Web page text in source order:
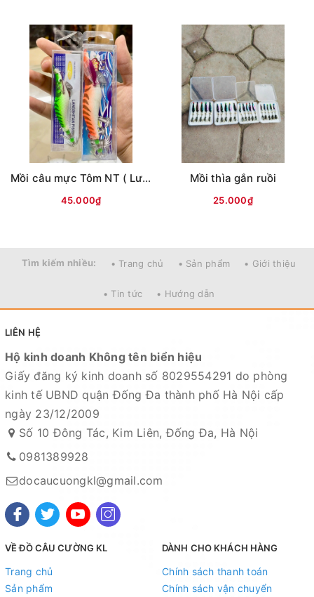
- Mắt 3D góp phần tạo nên sự thực tế cho con mồi
nhìn giống những con cá thật trong nước.
- Chất sơn cực đẹp mắt và siêu bền khi phủ lên một
lớp sơn bóng cứng cáp.
- Trên lưng có 3 lỗ nhằm tăng giảm độ rung lắc cho
Vib H2 dễ dàng.
- Trang bị lưỡi ba tiêu #6 sắc bén và cứng thích hợp
với những bộ hàm khỏe của cá.
Mồi câu mực Tôm NT ( Lưng vằn )
45.000₫
Mồi thìa gắn ruồi
25.000₫
Tìm kiếm nhiều: • Trang chủ • Sản phẩm • Giới thiệu
• Tin tức • Hướng dẫn
LIÊN HỆ
Hộ kinh doanh Không tên biển hiệu
Giấy đăng ký kinh doanh số 8029554291 do phòng
kinh tế UBND quận Đống Đa thành phố Hà Nội cấp
ngày 23/12/2009
Số 10 Đông Tác, Kim Liên, Đống Đa, Hà Nội
0981389928
docaucuongkl@gmail.com
VỀ ĐỒ CÂU CƯỜNG KL
Trang chủ
Sản phẩm
DÀNH CHO KHÁCH HÀNG
Chính sách thanh toán
Chính sách vận chuyển